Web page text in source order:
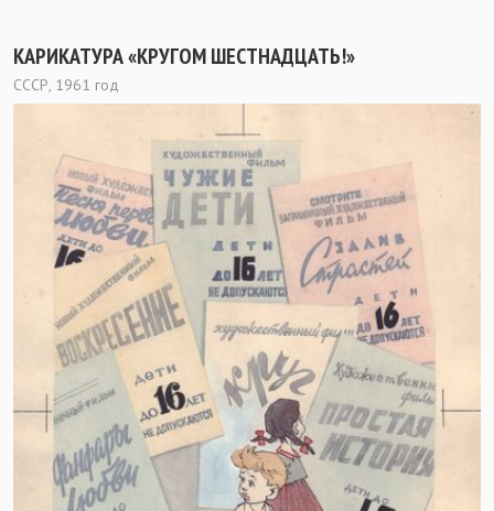
КАРИКАТУРА «КРУГОМ ШЕСТНАДЦАТЬ!»
СССР, 1961 год